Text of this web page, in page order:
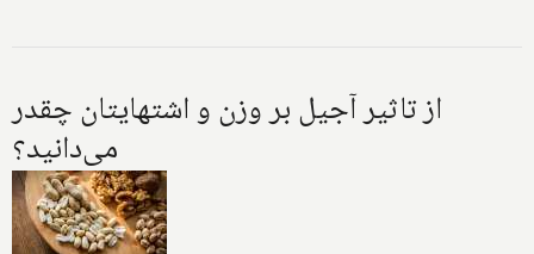
از تاثیر آجیل بر وزن و اشتهایتان چقدر
می‌دانید؟